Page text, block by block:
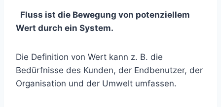
Fluss ist die Bewegung von potenziellem
Wert durch ein System.
Die Definition von Wert kann z. B. die
Bedürfnisse des Kunden, der Endbenutzer, der
Organisation und der Umwelt umfassen.